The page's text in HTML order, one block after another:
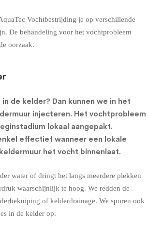
Vochtbestrijding je op verschillende
De behandeling voor het vochtprobleem
oorzaak.
in de kelder? Dan kunnen we in het
injecteren. Het vochtprobleem
lokaal aangepakt.
effectief wanneer een lokale
het vocht binnenlaat.
water of dringt het langs meerdere plekken
waarschijnlijk te hoog. We redden de
of kelderdrainage. We sporen ook
in de kelder op.